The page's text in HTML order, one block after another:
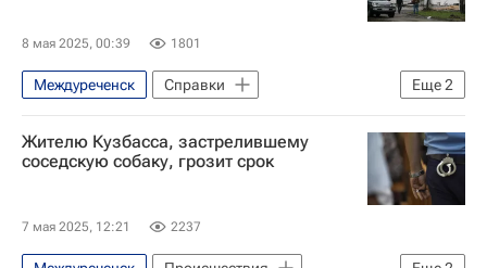
8 мая 2025, 00:39 1801
Еще2
Междуреченск
Справки
Шахта "Распадская"
Происшествия
Жителю Кузбасса, застрелившему
соседскую собаку, грозит срок
7 мая 2025, 12:21 2237